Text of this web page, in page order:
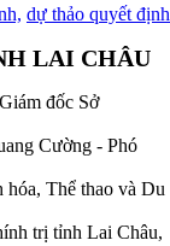
dự thảo quyết định
LAI CHÂU
đốc Sở
Cường - Phó
Thể thao và Du
trị tỉnh Lai Châu,